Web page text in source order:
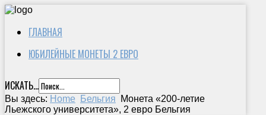
ГЛАВНАЯ
ЮБИЛЕЙНЫЕ МОНЕТЫ 2 ЕВРО
ИСКАТЬ...
Вы здесь: Home Бельгия
Монета «200-летие
Льежского университета», 2 евро Бельгия